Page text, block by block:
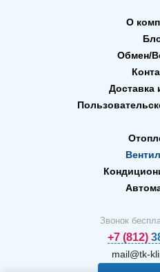
О
Обмен/
Доставка
Звонок
+7 (812)
mail@tk-